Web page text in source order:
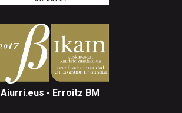
Aiurri.eus - Erroitz BM